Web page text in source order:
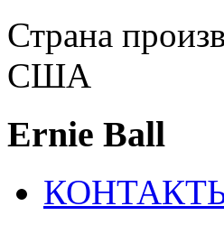
Страна
США
Ernie Ball